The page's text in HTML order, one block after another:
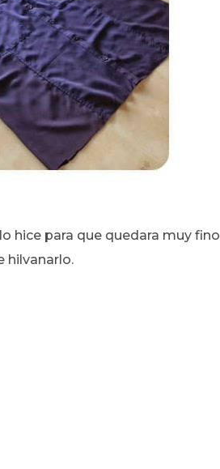
hice para que quedara muy fino
hilvanarlo.